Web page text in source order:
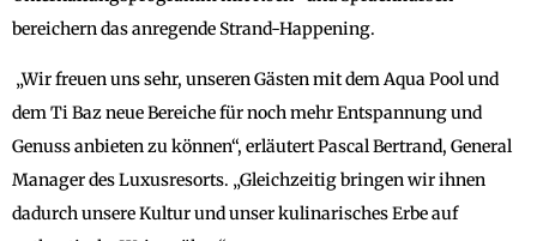
bereichern das anregende Strand-Happening.
„Wir freuen uns sehr, unseren Gästen mit dem Aqua Pool und
dem Ti Baz neue Bereiche für noch mehr Entspannung und
Genuss anbieten zu können“, erläutert Pascal Bertrand, General
Manager des Luxusresorts. „Gleichzeitig bringen wir ihnen
dadurch unsere Kultur und unser kulinarisches Erbe auf